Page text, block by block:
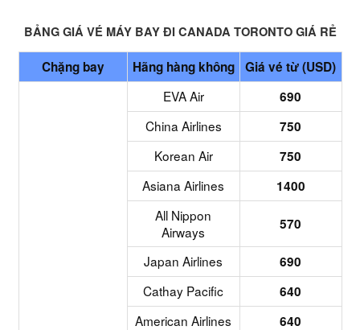
BẢNG GIÁ VÉ MÁY BAY ĐI CANADA TORONTO GIÁ RẺ
Chặng bay
Hãng hàng không Giá vé từ (USD)
EVA Air
690
China Airlines
750
Korean Air
750
Asiana Airlines
1400
All Nippon
Airways
570
Japan Airlines
690
Cathay Pacific
640
American Airlines
640